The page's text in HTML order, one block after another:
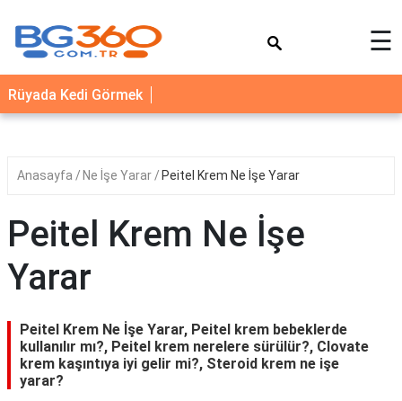
YEMEK
TARİFLERİ
SAĞLIK
İLETİŞİM
☰
Rüyada Kedi Görmek
Anasayfa Ne İşe Yarar Peitel Krem Ne İşe Yarar
Peitel Krem Ne İşe
Yarar
Peitel Krem Ne İşe Yarar, Peitel krem bebeklerde
kullanılır mı?, Peitel krem nerelere sürülür?, Clovate
krem kaşıntıya iyi gelir mi?, Steroid krem ne işe
yarar?